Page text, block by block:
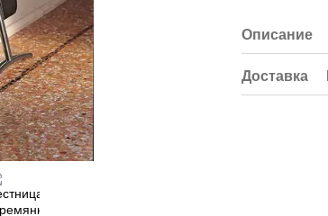
Описание
Доставка